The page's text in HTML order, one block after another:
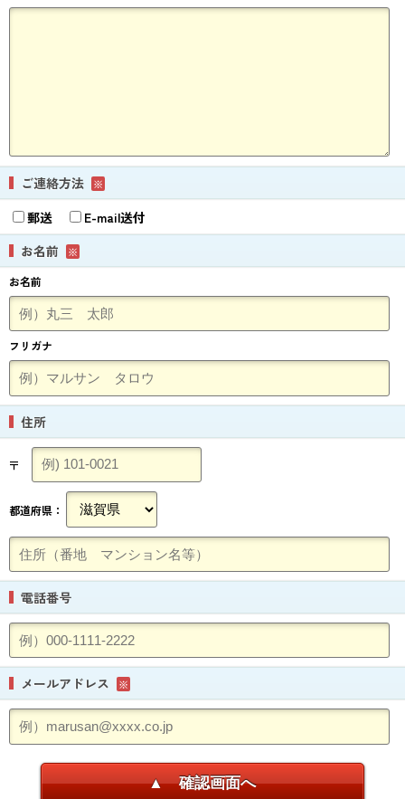
ご連絡方法 ※
郵送
E-mail送付
お名前
※
お名前
フリガナ
住所
〒
都道府県：
電話番号
メールアドレス ※
▲ 確認画面へ